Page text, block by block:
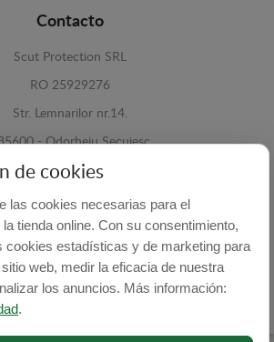
Contacto
Scut Protection SRL
RO 25929276
Str. Lemnarilor nr.14.
- Odorheiu Secuiesc
Harghita, Romania
info@cubrecarter.com
www.cubrecarter.com
de cookies
las cookies necesarias para el
tienda online. Con su consentimiento,
cookies estadísticas y de marketing para
web, medir la eficacia de nuestra
los anuncios. Más información:
.